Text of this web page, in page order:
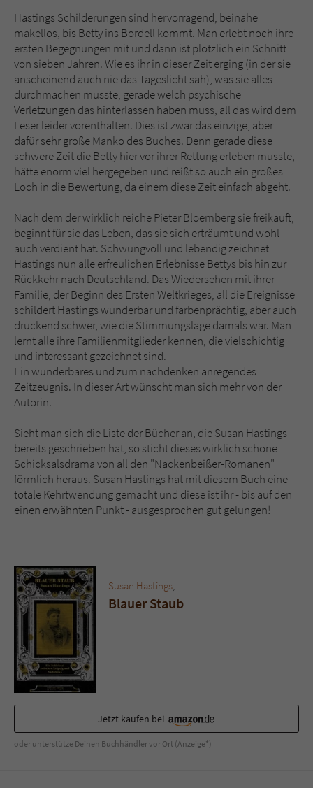
Hastings Schilderungen sind hervorragend, beinahe
makellos, bis Betty ins Bordell kommt. Man erlebt noch ihre
ersten Begegnungen mit und dann ist plötzlich ein Schnitt
von sieben Jahren. Wie es ihr in dieser Zeit erging (in der sie
anscheinend auch nie das Tageslicht sah), was sie alles
durchmachen musste, gerade welch psychische
Verletzungen das hinterlassen haben muss, all das wird dem
Leser leider vorenthalten. Dies ist zwar das einzige, aber
dafür sehr große Manko des Buches. Denn gerade diese
schwere Zeit die Betty hier vor ihrer Rettung erleben musste,
hätte enorm viel hergegeben und reißt so auch ein großes
Loch in die Bewertung, da einem diese Zeit einfach abgeht.
Nach dem der wirklich reiche Pieter Bloemberg sie freikauft,
beginnt für sie das Leben, das sie sich erträumt und wohl
auch verdient hat. Schwungvoll und lebendig zeichnet
Hastings nun alle erfreulichen Erlebnisse Bettys bis hin zur
Rückkehr nach Deutschland. Das Wiedersehen mit ihrer
Familie, der Beginn des Ersten Weltkrieges, all die Ereignisse
schildert Hastings wunderbar und farbenprächtig, aber auch
drückend schwer, wie die Stimmungslage damals war. Man
lernt alle ihre Familienmitglieder kennen, die vielschichtig
und interessant gezeichnet sind.
Ein wunderbares und zum nachdenken anregendes
Zeitzeugnis. In dieser Art wünscht man sich mehr von der
Autorin.
Sieht man sich die Liste der Bücher an, die Susan Hastings
bereits geschrieben hat, so sticht dieses wirklich schöne
Schicksalsdrama von all den "Nackenbeißer-Romanen"
förmlich heraus. Susan Hastings hat mit diesem Buch eine
totale Kehrtwendung gemacht und diese ist ihr - bis auf den
einen erwähnten Punkt - ausgesprochen gut gelungen!
Susan Hastings, -
Blauer Staub
Jetzt kaufen bei
oder unterstütze Deinen Buchhändler vor Ort (Anzeige*)